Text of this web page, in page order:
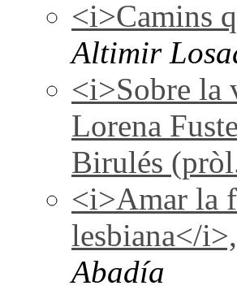
<i>Camins
Altimir
<i>Sobre la
Lorena
Birulés
<i>Amar la
lesbiana</
Abadía